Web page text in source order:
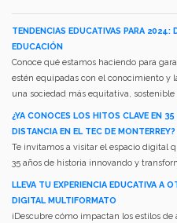
TENDENCIAS EDUCATIVAS PARA 2024:
EDUCACIÓN
Conoce qué estamos haciendo para
estén equipadas con el conocimiento y
una sociedad más equitativa, sostenible
¿YA CONOCES LOS HITOS CLAVE EN
DISTANCIA EN EL TEC DE
Te invitamos a visitar el espacio digital
35 años de historia innovando y
LLEVA TU EXPERIENCIA EDUCATIVA A
DIGITAL MULTIFORMATO
¡Descubre cómo impactan los estilos